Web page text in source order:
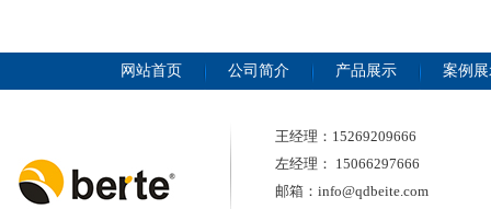
网站首页 公司简介 产品展示 案例
王经理：15269209666
左经理： 15066297666
邮箱：info@qdbeite.com